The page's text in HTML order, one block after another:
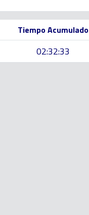
Tiempo Acumulado
02:32:33